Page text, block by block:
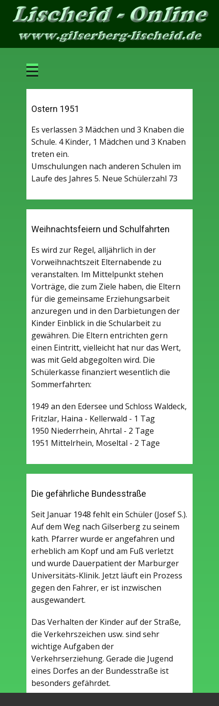
Ostern 1951
Es verlassen 3 Mädchen und 3 Knaben die
Schule. 4 Kinder, 1 Mädchen und 3 Knaben
treten ein.
Umschulungen nach anderen Schulen im
Laufe des Jahres 5. Neue Schülerzahl 73
Weihnachtsfeiern und Schulfahrten
Es wird zur Regel, alljährlich in der
Vorweihnachtszeit Elternabende zu
veranstalten. Im Mittelpunkt stehen
Vorträge, die zum Ziele haben, die Eltern
für die gemeinsame Erziehungsarbeit
anzuregen und in den Darbietungen der
Kinder Einblick in die Schularbeit zu
gewähren. Die Eltern entrichten gern
einen Eintritt, vielleicht hat nur das Wert,
was mit Geld abgegolten wird. Die
Schülerkasse finanziert wesentlich die
Sommerfahrten:
1949 an den Edersee und Schloss Waldeck,
Fritzlar, Haina - Kellerwald - 1 Tag
1950 Niederrhein, Ahrtal - 2 Tage
1951 Mittelrhein, Moseltal - 2 Tage
Die gefährliche Bundesstraße
Seit Januar 1948 fehlt ein Schüler (Josef S.).
Auf dem Weg nach Gilserberg zu seinem
kath. Pfarrer wurde er angefahren und
erheblich am Kopf und am Fuß verletzt
und wurde Dauerpatient der Marburger
Universitäts-Klinik. Jetzt läuft ein Prozess
gegen den Fahrer, er ist inzwischen
ausgewandert.
Das Verhalten der Kinder auf der Straße,
die Verkehrszeichen usw. sind sehr
wichtige Aufgaben der
Verkehrserziehung. Gerade die Jugend
eines Dorfes an der Bundesstraße ist
besonders gefährdet.